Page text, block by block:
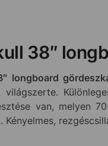
38″
longboard
világszerte.
van, melyen